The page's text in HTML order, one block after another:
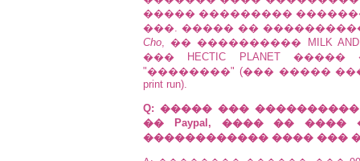
����� ���������
���. ����� ��
Cho, �� ���������� MILK AND
��� HECTIC PLANET
"��������" (��� �����
print run).
Q: ����� ���
�� Paypal, ���� ��
������������ ���� ���